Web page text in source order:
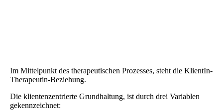
Im Mittelpunkt des therapeutischen Prozesses, steht die KlientIn-
Therapeutin-Beziehung.
Die klientenzentrierte Grundhaltung, ist durch drei Variablen
gekennzeichnet: